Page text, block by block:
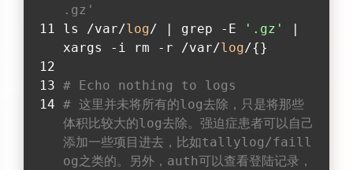
.gz'
ls /var/log/ | grep -E '.gz'
xargs -i rm -r /var/log/{}
# Echo nothing to logs
# 这里并未将所有的log去除，只是将那些
体积比较大的log去除。强迫症患者可以自己
添加一些项目进去，比如tallylog/faill
og之类的。另外，auth可以查看登陆记录，